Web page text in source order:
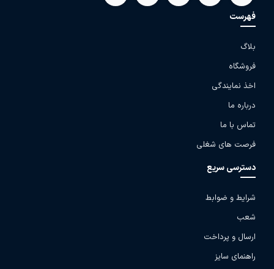
فهرست
بلاگ
فروشگاه
اخذ نمایندگی
درباره ما
تماس با ما
فرصت های شغلی
دسترسی سریع
شرایط و ضوابط
شعب
ارسال و پرداخت
راهنمای سایز